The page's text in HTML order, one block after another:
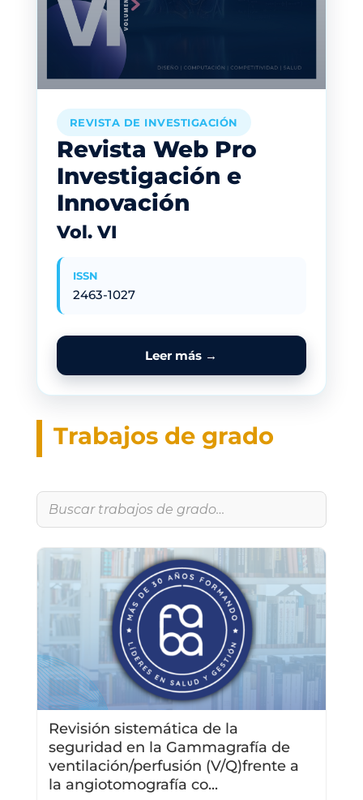
REVISTA DE INVESTIGACIÓN
Revista Web Pro
Investigación e
Innovación
Vol. VI
ISSN
2463-1027
Leer más →
Trabajos de grado
Revisión sistemática de la
seguridad en la Gammagrafía de
ventilación/perfusión (V/Q)frente a
la angiotomografía co...